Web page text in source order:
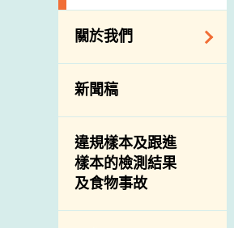
關於我們
組織結構
介紹短片
新聞稿
違規樣本及跟進
樣本的檢測結果
及食物事故